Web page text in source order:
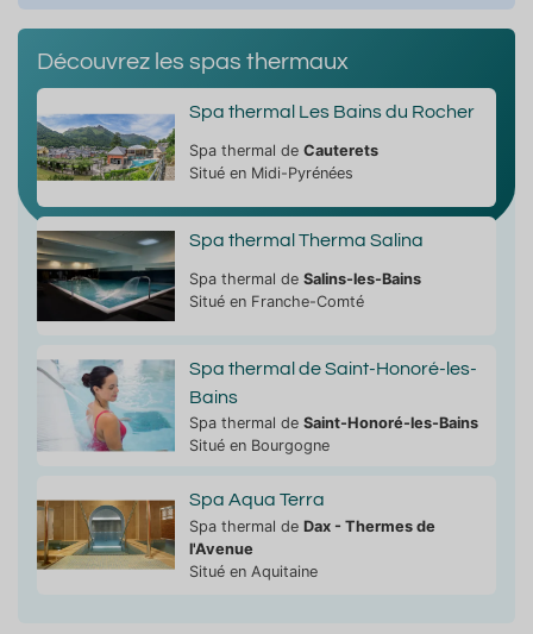
Découvrez les spas thermaux
Spa thermal Les Bains du Rocher
Spa thermal de Cauterets
Situé en Midi-Pyrénées
Spa thermal Therma Salina
Spa thermal de Salins-les-Bains
Situé en Franche-Comté
Spa thermal de Saint-Honoré-les-
Bains
Spa thermal de Saint-Honoré-les-Bains
Situé en Bourgogne
Spa Aqua Terra
Spa thermal de Dax - Thermes de
l'Avenue
Situé en Aquitaine